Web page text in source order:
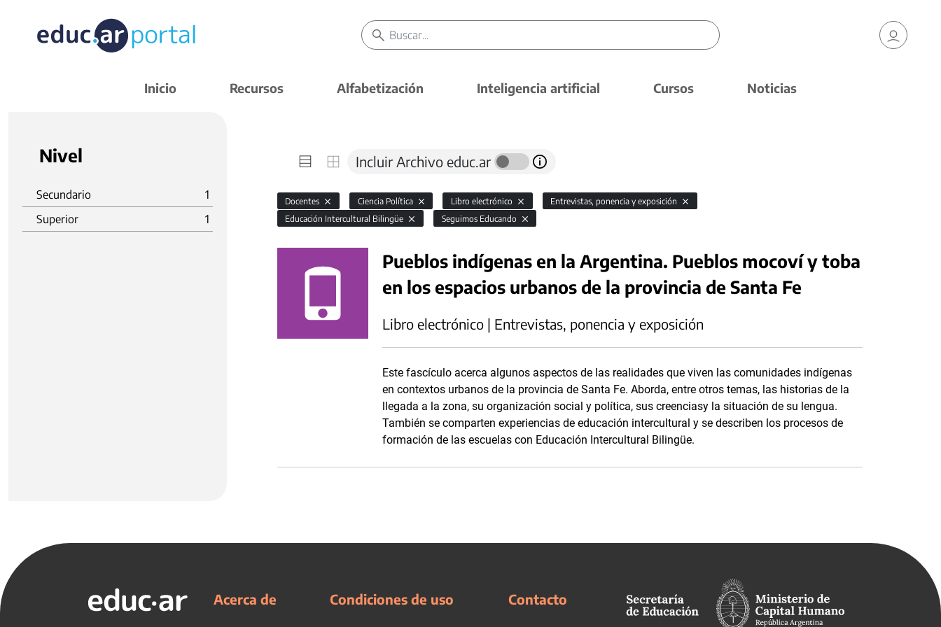
Inicio Recursos Alfabetización Inteligencia artificial Cursos Noticias
Nivel
Secundario
1
Superior
1
Incluir Archivo educ.ar
Docentes Ciencia Política Libro electrónico
Entrevistas, ponencia y exposición
Educación Intercultural Bilingüe
Seguimos Educando
Pueblos indígenas en la Argentina. Pueblos mocoví y toba
en los espacios urbanos de la provincia de Santa Fe
Libro electrónico | Entrevistas, ponencia y exposición
Este fascículo acerca algunos aspectos de las realidades que viven las comunidades indígenas
en contextos urbanos de la provincia de Santa Fe. Aborda, entre otros temas, las historias de la
llegada a la zona, su organización social y política, sus creenciasy la situación de su lengua.
También se comparten experiencias de educación intercultural y se describen los procesos de
formación de las escuelas con Educación Intercultural Bilingüe.
Acerca de Condiciones de uso Contacto